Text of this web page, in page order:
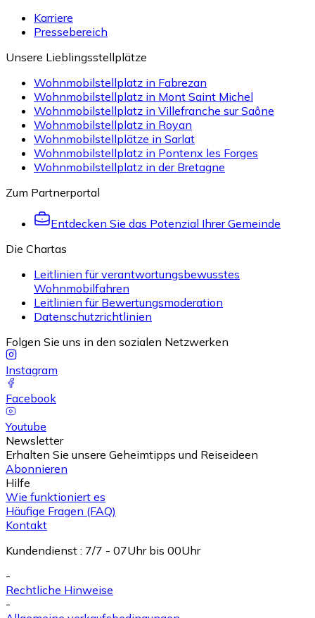
Karriere
Pressebereich
Unsere Lieblingsstellplätze
Wohnmobilstellplatz in Fabrezan
Wohnmobilstellplatz in Mont Saint Michel
Wohnmobilstellplatz in Villefranche sur Saône
Wohnmobilstellplatz in Royan
Wohnmobilstellplätze in Sarlat
Wohnmobilstellplatz in Pontenx les Forges
Wohnmobilstellplatz in der Bretagne
Zum Partnerportal
Entdecken Sie das Potenzial Ihrer Gemeinde
Die Chartas
Leitlinien für verantwortungsbewusstes
Wohnmobilfahren
Leitlinien für Bewertungsmoderation
Datenschutzrichtlinien
Folgen Sie uns in den sozialen Netzwerken
Instagram
Facebook
Youtube
Newsletter
Erhalten Sie unsere Geheimtipps und Reiseideen
Abonnieren
Hilfe
Wie funktioniert es
Häufige Fragen (FAQ)
Kontakt
Kundendienst : 7/7 - 07Uhr bis 00Uhr
-
Rechtliche Hinweise
-